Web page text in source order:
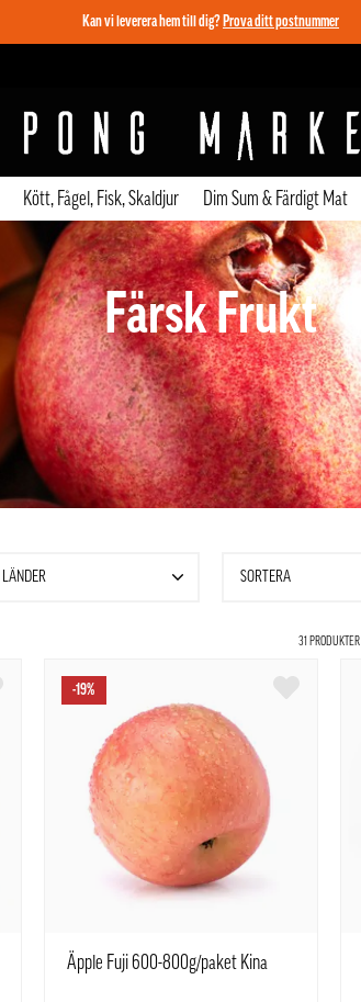
Kan vi leverera hem till dig? Prova ditt postnummer
Kött, Fågel, Fisk, Skaldjur Dim Sum & Färdigt Mat
Färsk Frukt
LÄNDER SORTERA
31 PRODUKTER
-19%
Äpple Fuji 600-800g/paket Kina